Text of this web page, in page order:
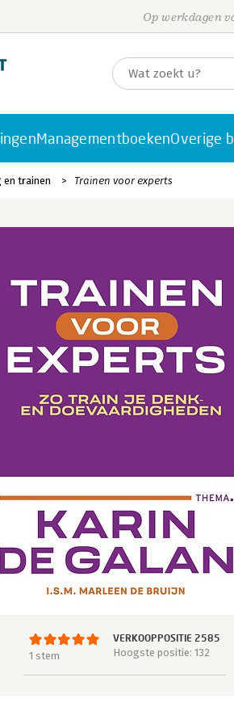
Op werkdagen
ManagementboekenOverige
en trainen Trainen voor experts
1 stem
VERKOOPPOSITIE 2585
Hoogste positie: 132